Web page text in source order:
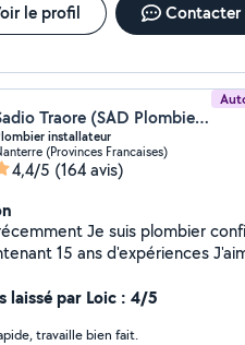
le profil Contacter
Sadio Traore (SAD Plombier Depannage)
installateur
(Provinces Francaises)
4,4/5 (164 avis)
plombier confirmé
J'aime mon
laissé par Loic : 4/5
travaille bien fait.